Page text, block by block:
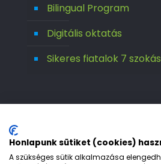
Bilingual Program
Digitális oktatás
Sikeres fiatalok 7
Honlapunk sütiket (cookies)
A szükséges sütik alkalmazása